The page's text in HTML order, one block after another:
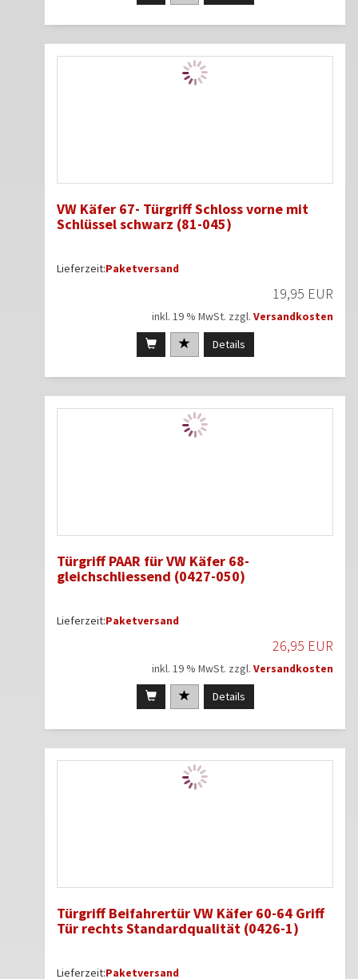
VW Käfer 67- Türgriff Schloss vorne mit
Schlüssel schwarz (81-045)
Lieferzeit:Paketversand
19,95 EUR
inkl. 19 % MwSt. zzgl. Versandkosten
Details
Türgriff PAAR für VW Käfer 68-
gleichschliessend (0427-050)
Lieferzeit:Paketversand
26,95 EUR
inkl. 19 % MwSt. zzgl. Versandkosten
Details
Türgriff Beifahrertür VW Käfer 60-64 Griff
Tür rechts Standardqualität (0426-1)
Lieferzeit:Paketversand